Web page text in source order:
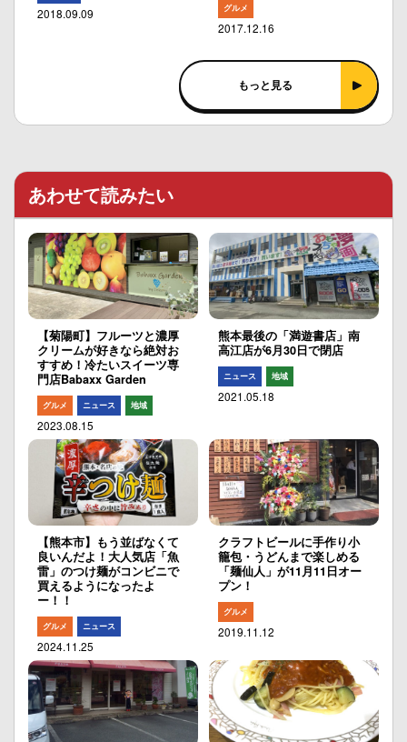
2018.09.09 グルメ
2017.12.16
もっと見る
あわせて読みたい
【菊陽町】フルーツと濃厚
クリームが好きなら絶対お
すすめ！冷たいスイーツ専
門店Babaxx Garden
グルメ ニュース 地域
2023.08.15
熊本最後の「満遊書店」南
高江店が6月30日で閉店
ニュース 地域
2021.05.18
【熊本市】もう並ばなくて
良いんだよ！大人気店「魚
雷」のつけ麺がコンビニで
買えるようになったよ
ー！！
グルメ ニュース
2024.11.25
クラフトビールに手作り小
籠包・うどんまで楽しめる
「麺仙人」が11月11日オー
プン！
グルメ
2019.11.12